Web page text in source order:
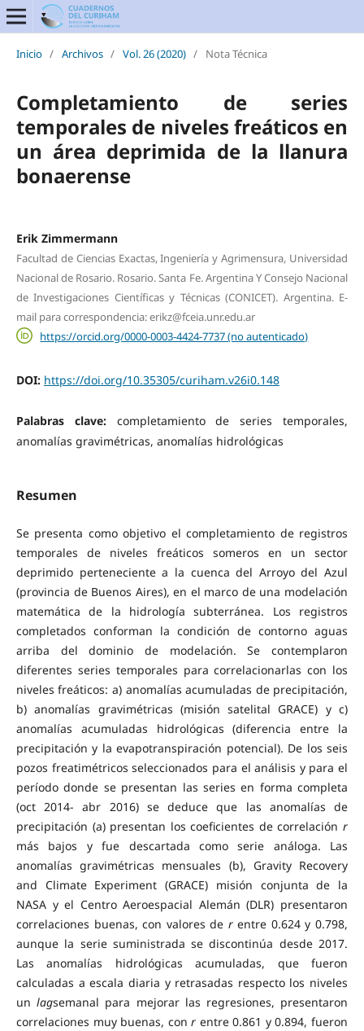
Inicio / Archivos / Vol. 26 (2020) / Nota Técnica
Completamiento de series
temporales de niveles freáticos en
un área deprimida de la llanura
bonaerense
Erik Zimmermann
Facultad de Ciencias Exactas, Ingeniería y Agrimensura, Universidad
Nacional de Rosario. Rosario. Santa Fe. Argentina Y Consejo Nacional
de Investigaciones Científicas y Técnicas (CONICET). Argentina. E-
mail para correspondencia: erikz@fceia.unr.edu.ar
https://orcid.org/0000-0003-4424-7737 (no autenticado)
DOI: https://doi.org/10.35305/curiham.v26i0.148
Palabras clave: completamiento de series temporales,
anomalías gravimétricas, anomalías hidrológicas
Resumen
Se presenta como objetivo el completamiento de registros
temporales de niveles freáticos someros en un sector
deprimido perteneciente a la cuenca del Arroyo del Azul
(provincia de Buenos Aires), en el marco de una modelación
matemática de la hidrología subterránea. Los registros
completados conforman la condición de contorno aguas
arriba del dominio de modelación. Se contemplaron
diferentes series temporales para correlacionarlas con los
niveles freáticos: a) anomalías acumuladas de precipitación,
b) anomalías gravimétricas (misión satelital GRACE) y c)
anomalías acumuladas hidrológicas (diferencia entre la
precipitación y la evapotranspiración potencial). De los seis
pozos freatimétricos seleccionados para el análisis y para el
período donde se presentan las series en forma completa
(oct 2014- abr 2016) se deduce que las anomalías de
precipitación (a) presentan los coeficientes de correlaciónr
más bajos y fue descartada como serie análoga. Las
anomalías gravimétricas mensuales (b), Gravity Recovery
and Climate Experiment (GRACE) misión conjunta de la
NASA y el Centro Aeroespacial Alemán (DLR) presentaron
correlaciones buenas, con valores de rentre 0.624 y 0.798,
aunque la serie suministrada se discontinúa desde 2017.
Las anomalías hidrológicas acumuladas, que fueron
calculadas a escala diaria y retrasadas respecto los niveles
unlagsemanal para mejorar las regresiones, presentaron
correlaciones muy buenas, conr entre 0.861 y 0.894, fueron